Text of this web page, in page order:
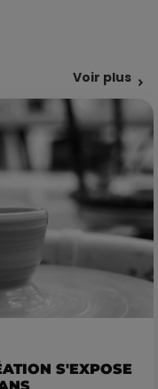
Voir plus
S'EXPOSE